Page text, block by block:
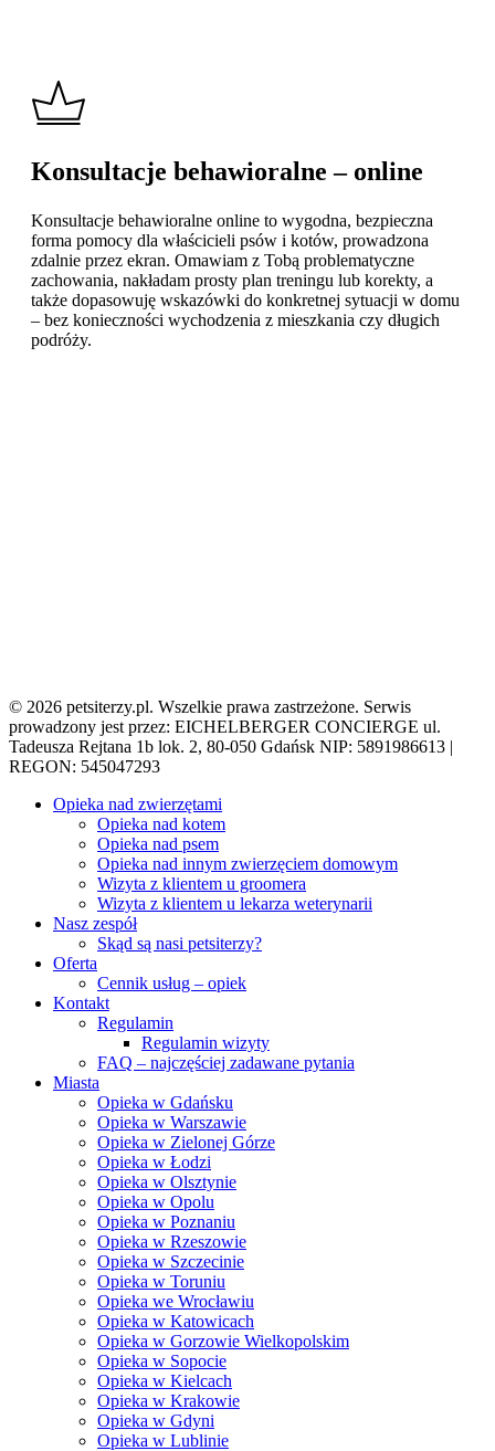
Konsultacje behawioralne – online
Konsultacje behawioralne online to wygodna, bezpieczna
forma pomocy dla właścicieli psów i kotów, prowadzona
zdalnie przez ekran. Omawiam z Tobą problematyczne
zachowania, nakładam prosty plan treningu lub korekty, a
także dopasowuję wskazówki do konkretnej sytuacji w domu
– bez konieczności wychodzenia z mieszkania czy długich
podróży.
© 2026 petsiterzy.pl. Wszelkie prawa zastrzeżone. Serwis
prowadzony jest przez: EICHELBERGER CONCIERGE ul.
Tadeusza Rejtana 1b lok. 2, 80-050 Gdańsk NIP: 5891986613 |
REGON: 545047293
Close
Opieka nad zwierzętami
Opieka nad kotem
Opieka nad psem
Opieka nad innym zwierzęciem domowym
Wizyta z klientem u groomera
Wizyta z klientem u lekarza weterynarii
Nasz zespół
Skąd są nasi petsiterzy?
Oferta
Cennik usług – opiek
Kontakt
Regulamin
Regulamin wizyty
FAQ – najczęściej zadawane pytania
Miasta
Opieka w Gdańsku
Opieka w Warszawie
Opieka w Zielonej Górze
Opieka w Łodzi
Opieka w Olsztynie
Opieka w Opolu
Opieka w Poznaniu
Opieka w Rzeszowie
Opieka w Szczecinie
Opieka w Toruniu
Opieka we Wrocławiu
Opieka w Katowicach
Opieka w Gorzowie Wielkopolskim
Opieka w Sopocie
Opieka w Kielcach
Opieka w Krakowie
Opieka w Gdyni
Opieka w Lublinie